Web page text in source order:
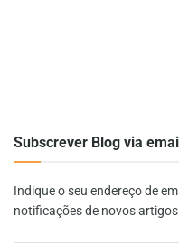
Subscrever Blog via
Indique o seu endereço de
notificações de novos